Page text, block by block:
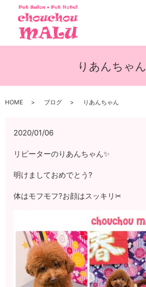
りあんちゃん
HOME ブログ りあんちゃん
2020/01/06
リピーターのりあんちゃん✨
明けましておめでとう?
体はモフモフ?お顔はスッキリ✂